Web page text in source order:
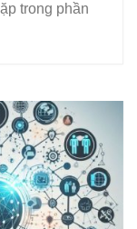
trong phần